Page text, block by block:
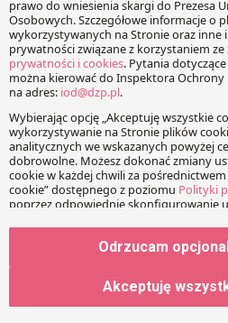
internetowej oraz praktyczne
projekcie zmian
Projekt ustawy jest obecnie
Komisji Gospodarki i Rozwoju
Społecznej i Rodziny. Jego
kwiecień.
Facebook Share
WhatsApp Email
Odrzucam
Akceptuję